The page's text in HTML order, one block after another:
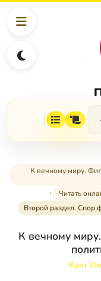
К вечному миру.
Читать
Второй раздел. Спор
К вечному
Кант